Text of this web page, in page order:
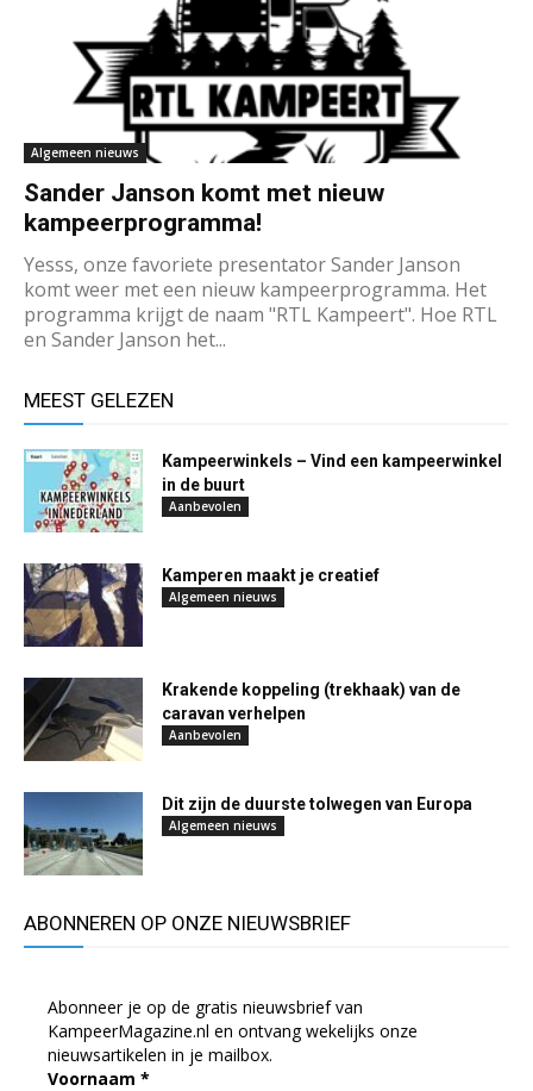
Algemeen nieuws
Sander Janson komt met nieuw
kampeerprogramma!
Yesss, onze favoriete presentator Sander Janson
komt weer met een nieuw kampeerprogramma. Het
programma krijgt de naam "RTL Kampeert". Hoe RTL
en Sander Janson het...
MEEST GELEZEN
Kampeerwinkels – Vind een kampeerwinkel
in de buurt
Aanbevolen
Kamperen maakt je creatief
Algemeen nieuws
Krakende koppeling (trekhaak) van de
caravan verhelpen
Aanbevolen
Dit zijn de duurste tolwegen van Europa
Algemeen nieuws
ABONNEREN OP ONZE NIEUWSBRIEF
Abonneer je op de gratis nieuwsbrief van
KampeerMagazine.nl en ontvang wekelijks onze
nieuwsartikelen in je mailbox.
Voornaam *